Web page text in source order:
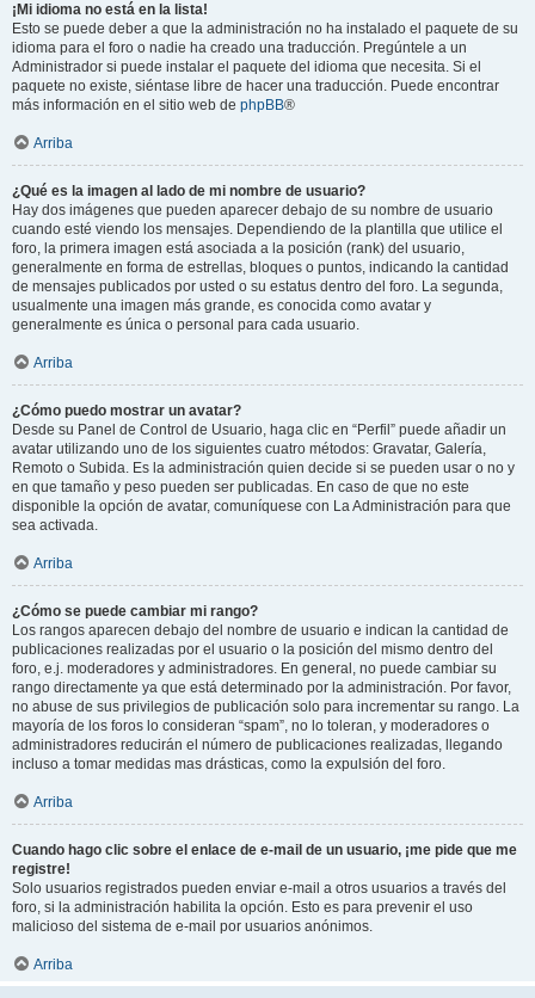
¡Mi idioma no está en la lista!
Esto se puede deber a que la administración no ha instalado el paquete de su
idioma para el foro o nadie ha creado una traducción. Pregúntele a un
Administrador si puede instalar el paquete del idioma que necesita. Si el
paquete no existe, siéntase libre de hacer una traducción. Puede encontrar
más información en el sitio web de phpBB®
Arriba
¿Qué es la imagen al lado de mi nombre de usuario?
Hay dos imágenes que pueden aparecer debajo de su nombre de usuario
cuando esté viendo los mensajes. Dependiendo de la plantilla que utilice el
foro, la primera imagen está asociada a la posición (rank) del usuario,
generalmente en forma de estrellas, bloques o puntos, indicando la cantidad
de mensajes publicados por usted o su estatus dentro del foro. La segunda,
usualmente una imagen más grande, es conocida como avatar y
generalmente es única o personal para cada usuario.
Arriba
¿Cómo puedo mostrar un avatar?
Desde su Panel de Control de Usuario, haga clic en “Perfil” puede añadir un
avatar utilizando uno de los siguientes cuatro métodos: Gravatar, Galería,
Remoto o Subida. Es la administración quien decide si se pueden usar o no y
en que tamaño y peso pueden ser publicadas. En caso de que no este
disponible la opción de avatar, comuníquese con La Administración para que
sea activada.
Arriba
¿Cómo se puede cambiar mi rango?
Los rangos aparecen debajo del nombre de usuario e indican la cantidad de
publicaciones realizadas por el usuario o la posición del mismo dentro del
foro, e.j. moderadores y administradores. En general, no puede cambiar su
rango directamente ya que está determinado por la administración. Por favor,
no abuse de sus privilegios de publicación solo para incrementar su rango. La
mayoría de los foros lo consideran “spam”, no lo toleran, y moderadores o
administradores reducirán el número de publicaciones realizadas, llegando
incluso a tomar medidas mas drásticas, como la expulsión del foro.
Arriba
Cuando hago clic sobre el enlace de e-mail de un usuario, ¡me pide que me
registre!
Solo usuarios registrados pueden enviar e-mail a otros usuarios a través del
foro, si la administración habilita la opción. Esto es para prevenir el uso
malicioso del sistema de e-mail por usuarios anónimos.
Arriba